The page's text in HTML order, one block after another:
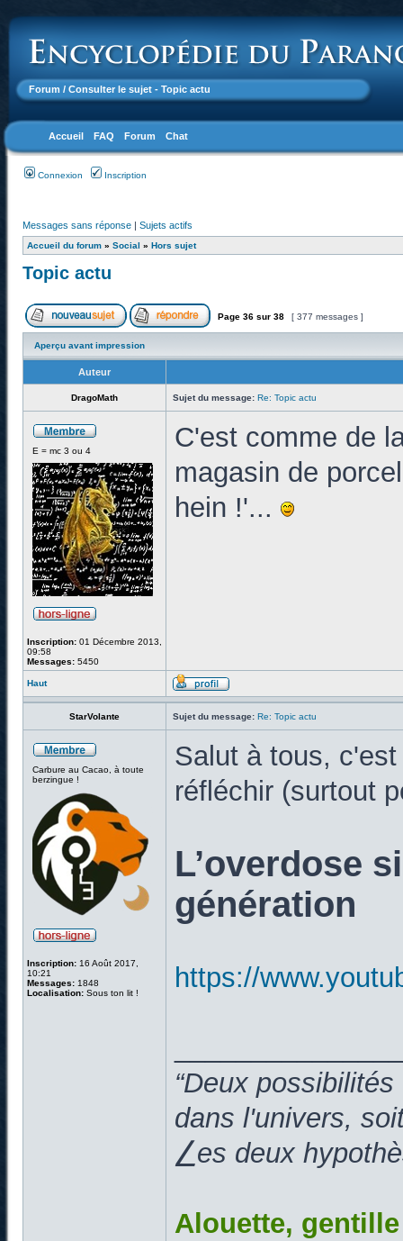
Forum / Consulter le sujet - Topic actu
Accueil FAQ Forum Chat
Connexion Inscription
Messages sans réponse | Sujets actifs
Accueil du forum » Social » Hors sujet
Topic actu
Page 36 sur 38 [ 377 messages ]
Aperçu avant impression
Auteur
DragoMath Sujet du message: Re: Topic actu
E = mc 3 ou 4
Inscription: 01 Décembre 2013,
09:58
Messages: 5450
C'est comme de
magasin de
hein !'...
Haut
StarVolante Sujet du message: Re: Topic actu
Carbure au Cacao, à toute
berzingue !
Inscription: 16 Août 2017,
10:21
Messages: 1848
Localisation: Sous ton lit !
Salut à tous,
réfléchir (surtout
L’overdose
génération
https://
“Deux
dans l'univers,
⎳es deux
Alouette,